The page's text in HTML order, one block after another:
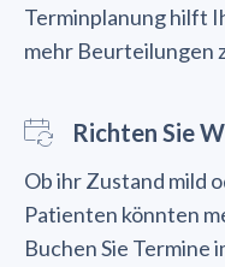
Terminplanung hilft
mehr Beurteilungen
Richten Sie
Ob ihr Zustand mild
Patienten könnten
Buchen Sie Termine